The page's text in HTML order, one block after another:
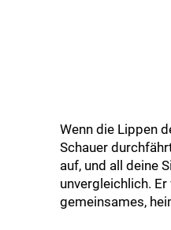
Wenn die Lippen
Schauer
auf, und all deine
unvergleichlich.
gemeinsames,